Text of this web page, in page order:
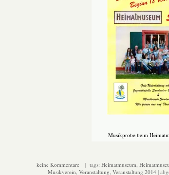
Musikprobe beim
keine Kommentare| tags: Heimatmuseum
Musikverein Veranstaltung Veranstaltung 2014 |